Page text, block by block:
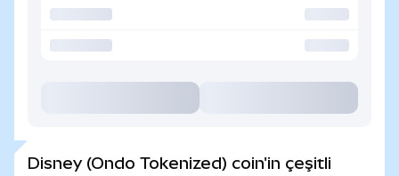
Disney (Ondo Tokenized) coin'in çeşitli